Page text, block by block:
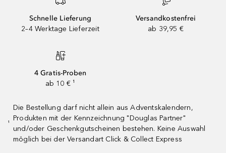
Schnelle Lieferung
2–4 Werktage Lieferzeit
Versandkostenfrei
ab 39,95 €
4 Gratis-Proben
ab 10 € ¹
¹
Die Bestellung darf nicht allein aus Adventskalendern,
Produkten mit der Kennzeichnung "Douglas Partner"
und/oder Geschenkgutscheinen bestehen. Keine Auswahl
möglich bei der Versandart Click & Collect Express